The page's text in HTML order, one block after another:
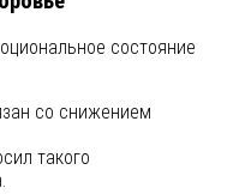
состояние
со снижением
такого